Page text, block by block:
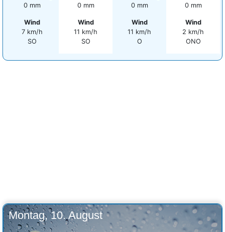
0 mm
Wind
7 km/h
SO
0 mm
Wind
11 km/h
SO
0 mm
Wind
11 km/h
O
0 mm
Wind
2 km/h
ONO
Montag, 10. August